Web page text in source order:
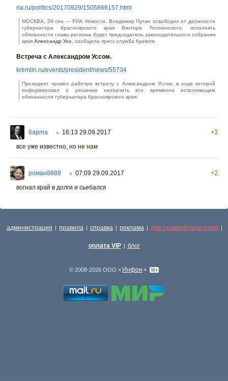
ria.ru/politics/20170929/1505866157.html
МОСКВА, 29 сен — РИА Новости. Владимир Путин освободил от должности
губернатора Красноярского края Виктора Толоконского, исполнять
обязанности главы региона будет председатель законодательного собрания
края Александр Усс , сообщила пресс-служба Кремля.
Встреча с Александром Уссом.
kremlin.ru/events/president/news/55734
Президент провёл рабочую встречу с Александром Уссом, в ходе которой
информировал о решении назначить его временно исполняющим
обязанности губернатора Красноярского края.
6apma ○ 16:13 29.09.2017
+3
все уже известно, но не нам
роман8888 ○ 07:09 29.09.2017
+2
вогнал край в долги и сьебался
администрация | правила | справка | реклама | для правообладателей |
оплата VIP | блог
© 2008-2026 ООО « Инфон »